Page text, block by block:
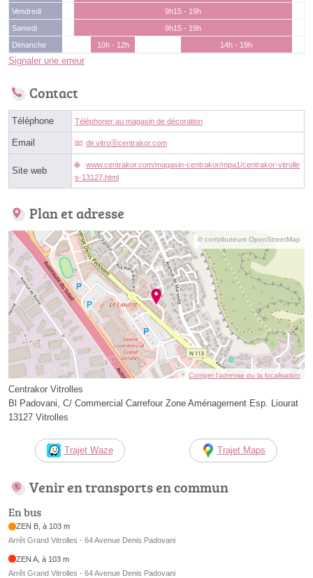
Vendredi
9h15 - 19h
Samedi
9h15 - 19h
Dimanche
10h - 12h 14h - 19h
Signaler une erreur
Contact
Téléphone Téléphoner au magasin de décoration
Email dir.vitroⓐcentrakor.com
Site web
www.centrakor.com/magasin-centrakor/mpa1/centrakor-vitrolle
s-13127.html
Plan et adresse
© contributeurs OpenStreetMap
Corriger l’adresse ou la localisation
Centrakor Vitrolles
Bl Padovani, C/ Commercial Carrefour Zone Aménagement Esp. Liourat
13127 Vitrolles
Trajet Waze Trajet Maps
Venir en transports en commun
En bus
ZEN B, à 103 m
Arrêt Grand Vitrolles - 64 Avenue Denis Padovani
ZEN A, à 103 m
Arrêt Grand Vitrolles - 64 Avenue Denis Padovani